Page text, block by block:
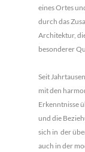
eines Ortes
durch das
Architektur,
besonderer
Seit
mit den
Erkenntnisse
und die
sich in der
auch in der